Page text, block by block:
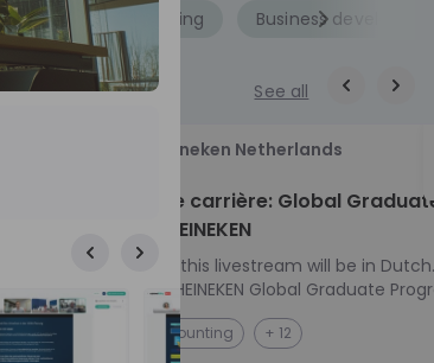
Role Accounting Business
See all
Heineken Netherlands
Kickstart je carrière: Global
Program HEINEKEN
Please note: this livestream will be in Dutch.
Ontdek het HEINEKEN Global Graduate
Jouw Wereldwijde Carrière Start Hier! 🌍 Ben jij
klaar voor een avontuur dat jouw carrière
Accounting + 12